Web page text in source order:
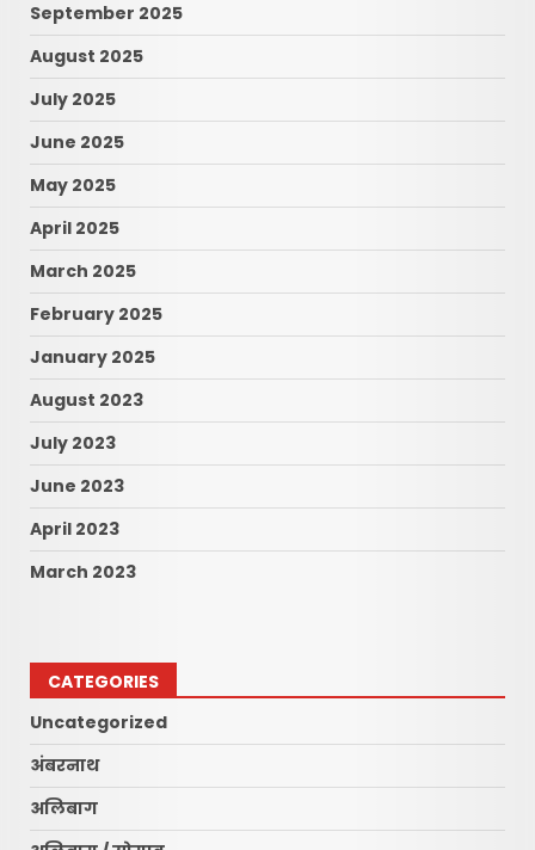
September 2025
August 2025
July 2025
June 2025
May 2025
April 2025
March 2025
February 2025
January 2025
August 2023
July 2023
June 2023
April 2023
March 2023
CATEGORIES
Uncategorized
अंबरनाथ
अलिबाग